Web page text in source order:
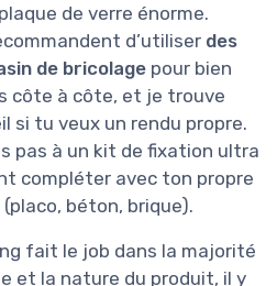
de verre énorme.
d’utiliser des
de bricolage pour bien
côte à côte, et je trouve
si tu veux un rendu propre.
pas à un kit de fixation ultra
compléter avec ton propre
béton, brique).
fait le job dans la majorité
et la nature du produit, il y